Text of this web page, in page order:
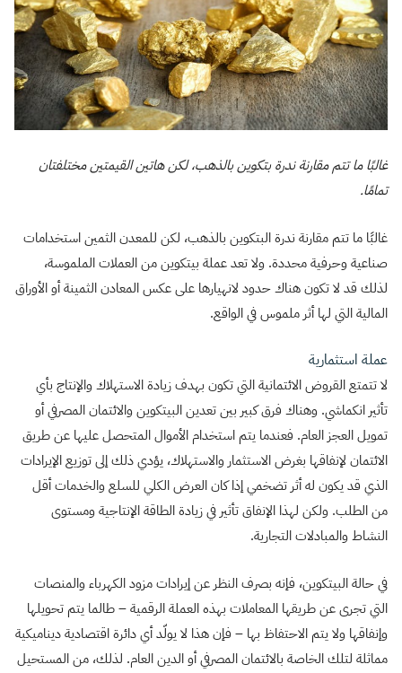
غالبًا ما تتم مقارنة ندرة بتكوين بالذهب، لكن هاتين القيمتين مختلفتان
تمامًا.
غالبًا ما تتم مقارنة ندرة البتكوين بالذهب، لكن للمعدن الثمين استخدامات
صناعية وحرفية محددة. ولا تعد عملة بيتكوين من العملات الملموسة،
لذلك قد لا تكون هناك حدود لانهيارها على عكس المعادن الثمينة أو الأوراق
المالية التي لها أثر ملموس في الواقع.
عملة استثمارية
لا تتمتع القروض الائتمانية التي تكون بهدف زيادة الاستهلاك والإنتاج بأي
تأثير انكماشي. وهناك فرق كبير بين تعدين البيتكوين والائتمان المصرفي أو
تمويل العجز العام. فعندما يتم استخدام الأموال المتحصل عليها عن طريق
الائتمان لإنفاقها بغرض الاستثمار والاستهلاك، يؤدي ذلك إلى توزيع الإيرادات
الذي قد يكون له أثر تضخمي إذا كان العرض الكلي للسلع والخدمات أقل
من الطلب. ولكن لهذا الإنفاق تأثير في زيادة الطاقة الإنتاجية ومستوى
النشاط والمبادلات التجارية.
في حالة البيتكوين، فإنه بصرف النظر عن إيرادات مزود الكهرباء والمنصات
التي تجرى عن طريقها المعاملات بهذه العملة الرقمية – طالما يتم تحويلها
وإنفاقها ولا يتم الاحتفاظ بها – فإن هذا لا يولّد أي دائرة اقتصادية ديناميكية
مماثلة لتلك الخاصة بالائتمان المصرفي أو الدين العام. لذلك، من المستحيل